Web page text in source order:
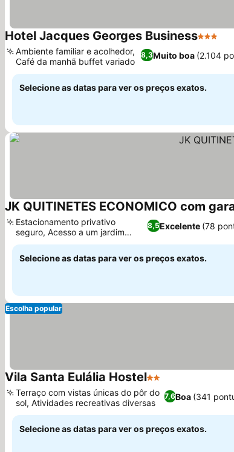
Hotel Jacques Georges Business3
8,3Muito boa (2.104
Ambiente familiar e acolhedor,
Café da manhã buffet variado
Selecione as datas para ver os preços exatos.
JK QUITINETES ECONOMICO com
8,5Excelente (78
Estacionamento privativo
seguro, Acesso a um jardim
tranquilo
Selecione as datas para ver os preços exatos.
Escolha popular
Vila Santa Eulália Hostel2 Estrelas
7,6Boa (341
Terraço com vistas únicas do pôr do
sol, Atividades recreativas diversas
Selecione as datas para ver os preços exatos.